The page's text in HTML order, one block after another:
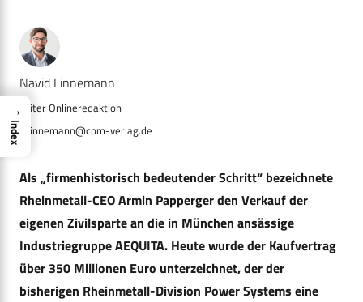
Navid Linnemann
n.linnemann@cpm-verlag.de
Als „firmenhistorisch bedeutender Schritt“ bezeichnete
Rheinmetall-CEO Armin Papperger den Verkauf der
eigenen Zivilsparte an die in München ansässige
Industriegruppe AEQUITA. Heute wurde der Kaufvertrag
über 350 Millionen Euro unterzeichnet, der der
bisherigen Rheinmetall-Division Power Systems eine
→
Index